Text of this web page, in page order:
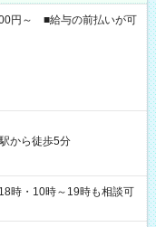
円～ ■給与の前払いが可
から徒歩5分
時・10時～19時も相談可